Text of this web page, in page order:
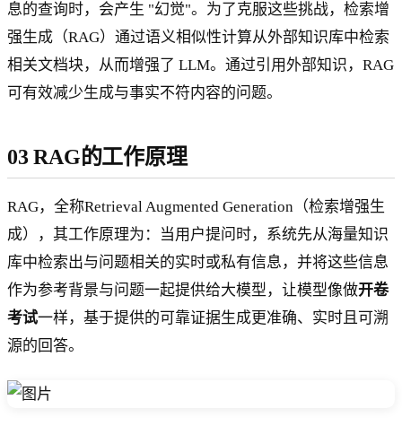
息的查询时，会产生 "幻觉"。为了克服这些挑战，检索增
强生成（RAG）通过语义相似性计算从外部知识库中检索
相关文档块，从而增强了 LLM。通过引用外部知识，RAG
可有效减少生成与事实不符内容的问题。
03 RAG的工作原理
RAG，全称Retrieval Augmented Generation（检索增强生
成），其工作原理为：当用户提问时，系统先从海量知识
库中检索出与问题相关的实时或私有信息，并将这些信息
作为参考背景与问题一起提供给大模型，让模型像做开卷
考试一样，基于提供的可靠证据生成更准确、实时且可溯
源的回答。